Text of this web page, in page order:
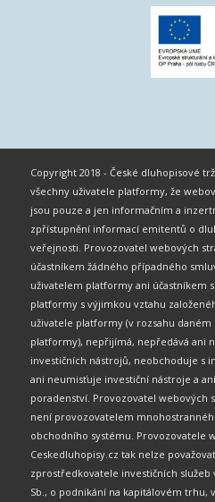
Copyright 2018 - České dluhopisové
všechny uživatele platformy, že
jsou pouze a jen informačním a
zpřístupnění informací emitentů o
veřejnosti. Provozovatel webových
účastníkem žádného případného
uživatelem platformy ani účastníkem
platformy s výjimkou vztahu
uživatele platformy (v rozsahu
platformy), nepřijímá, nepředává ani
investičních nástrojů, neobchoduje s
ani neumisťuje investiční nástroje a
poradenství. Provozovatel webových
není provozovatelem
obchodního systému. Provozovatele
Ceskedluhopisy.cz tak nelze
zprostředkovatele investičních služeb
Sb., o podnikání na kapitálovém trhu,